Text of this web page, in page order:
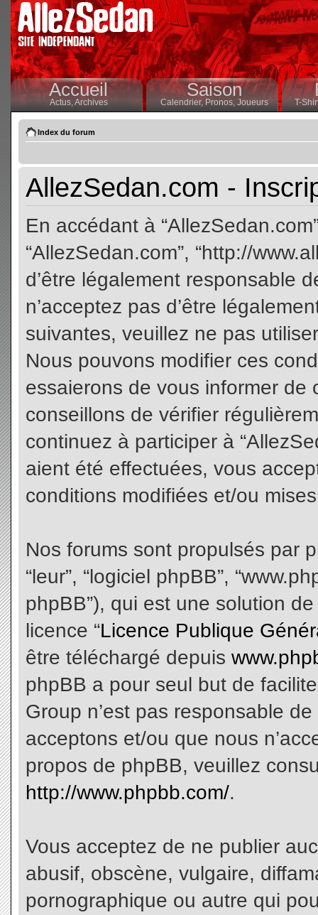
Accueil
Actus,Archives
Saison
Calendrier,Pronos, Joueurs T-
Index du forum
AllezSedan.com -
En accédant à
“AllezSedan.com”, “http://
d’être légalement responsable
n’acceptez pas d’être
suivantes, veuillez ne pas
Nous pouvons modifier ces
essaierons de vous informer
conseillons de vérifier
continuez à participer à
aient été effectuées, vous
conditions modifiées et/ou
Nos forums sont propulsés par
“leur”, “logiciel phpBB”,
phpBB”), qui est une solution
licence “Licence Publique
être téléchargé depuis
phpBB a pour seul but de
Group n’est pas responsable
acceptons et/ou que nous
propos de phpBB, veuillez
http://www.phpbb.com/.
Vous acceptez de ne publier
abusif, obscène, vulgaire,
pornographique ou autre qui